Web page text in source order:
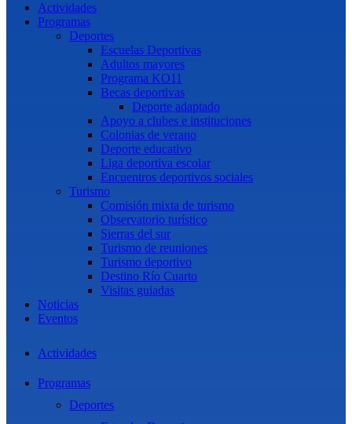
Actividades
Programas
Deportes
Escuelas Deportivas
Adultos mayores
Programa KO11
Becas deportivas
Deporte adaptado
Apoyo a clubes e instituciones
Colonias de verano
Deporte educativo
Liga deportiva escolar
Encuentros deportivos sociales
Turismo
Comisión mixta de turismo
Observatorio turístico
Sierras del sur
Turismo de reuniones
Turismo deportivo
Destino Río Cuarto
Visitas guiadas
Noticias
Eventos
Actividades
Programas
Deportes